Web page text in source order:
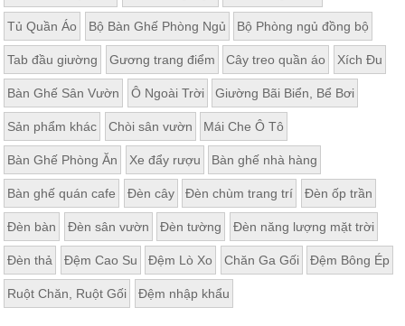
Tủ Quần Áo Bộ Bàn Ghế Phòng Ngủ Bộ Phòng ngủ đồng bộ
Tab đầu giường Gương trang điểm Cây treo quần áo Xích Đu
Bàn Ghế Sân Vườn Ô Ngoài Trời Giường Bãi Biển, Bể Bơi
Sản phẩm khác Chòi sân vườn Mái Che Ô Tô
Bàn Ghế Phòng Ăn Xe đẩy rượu Bàn ghế nhà hàng
Bàn ghế quán cafe Đèn cây Đèn chùm trang trí Đèn ốp trần
Đèn bàn Đèn sân vườn Đèn tường Đèn năng lượng mặt trời
Đèn thả Đệm Cao Su Đệm Lò Xo Chăn Ga Gối Đệm Bông Ép
Ruột Chăn, Ruột Gối Đệm nhập khẩu